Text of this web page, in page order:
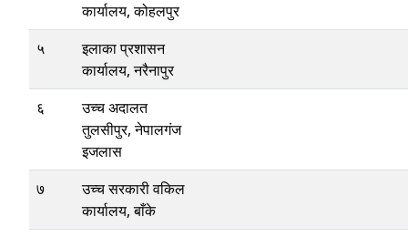
कार्यालय, कोहलपुर
५
इलाका प्रशासन
कार्यालय, नरैनापुर
६
उच्च अदालत
तुलसीपुर, नेपालगंज
इजलास
७
उच्च सरकारी वकिल
कार्यालय, बाँके